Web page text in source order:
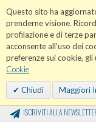
Questo sito ha
prenderne visione.
profilazione e di terze
acconsente all'uso dei
preferenze sui cookie,
Cookie
Chiudi Maggiori
ISCRIVITI ALLA